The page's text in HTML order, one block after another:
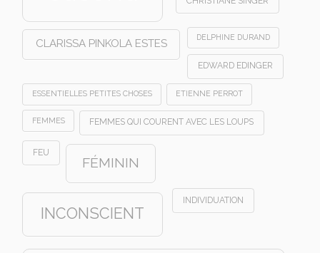
CLARISSA PINKOLA ESTES DELPHINE DURAND
EDWARD EDINGER
ESSENTIELLES PETITES CHOSES ETIENNE PERROT
FEMMES FEMMES QUI COURENT AVEC LES LOUPS
FEU
FÉMININ
INCONSCIENT
INDIVIDUATION